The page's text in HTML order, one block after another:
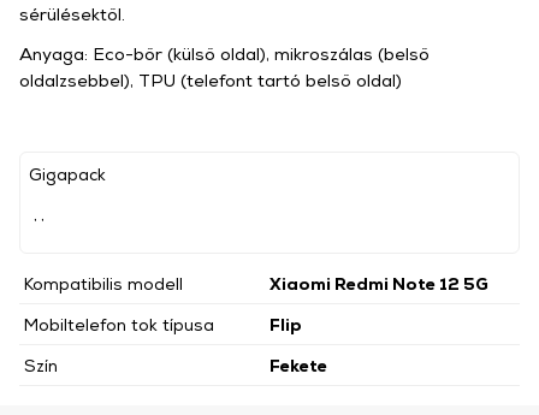
Gigapack
Kompatibilis modell
Xiaomi Redmi Note 12 5G
Mobiltelefon tok típusa
Flip
Szín
Fekete
sérülésektől.
Anyaga: Eco-bőr (külső oldal), mikroszálas (belső
oldalzsebbel), TPU (telefont tartó belső oldal)